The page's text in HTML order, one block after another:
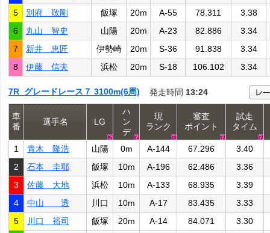
5
別府 敬剛 飯塚 20m A-55 78.311
3.38
6
丸山 智史 山陽 20m A-23 82.886
3.34
7
新井 恵匠 伊勢崎 20m S-36 91.838
3.34
8
伊藤 信夫 浜松 20m S-18 106.102 3.34
7R グレードレース７ 3100m(6周) 発走時間 13:24
車
番
選手名 LG
ハ
ン
デ
現
ランク
審査
ポイント
試走
タイム
1 青木 隆浩 山陽 0m A-144 67.296 3.40
2
石本 圭耶 飯塚 10m A-196 62.486 3.36
3
佐藤 大地 浜松 10m A-133 68.935 3.39
4
中山 透 川口 10m A-17 83.435
3.33
5
川口 裕司 飯塚 20m A-14 84.071 3.30